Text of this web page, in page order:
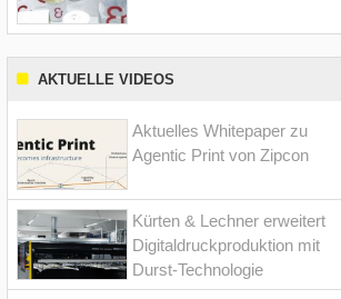
AKTUELLE VIDEOS
Aktuelles Whitepaper zu
Agentic Print von Zipcon
Kürten & Lechner erweitert
Digitaldruckproduktion mit
Durst-Technologie